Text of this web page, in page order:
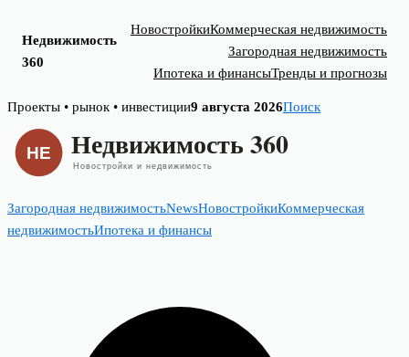
Недвижимость
360
НовостройкиКоммерческая недвижимость
Загородная недвижимость
Ипотека и финансыТренды и прогнозы
Skip
content
Проекты • рынок • инвестиции9 августа 2026Поиск
Загородная недвижимостьNewsНовостройкиКоммерческая
недвижимостьИпотека и финансы